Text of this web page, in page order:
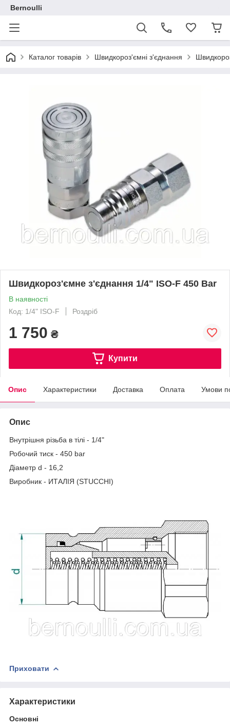
Bernoulli
Каталог товарів Швидкороз'ємні з'єднання
Швидкороз'ємне з'єднання 1/4" ISO-F 450 Bar
В наявності
Код: 1/4" ISO-F
Роздріб
1 750 ₴
Купити
Опис Характеристики Доставка Оплата Умови
Опис
Внутрішня різьба в тілі - 1/4"
Робочий тиск - 450 bar
Діаметр d - 16,2
Виробник - ИТАЛІЯ (STUCCHI)
Приховати
Характеристики
Основні